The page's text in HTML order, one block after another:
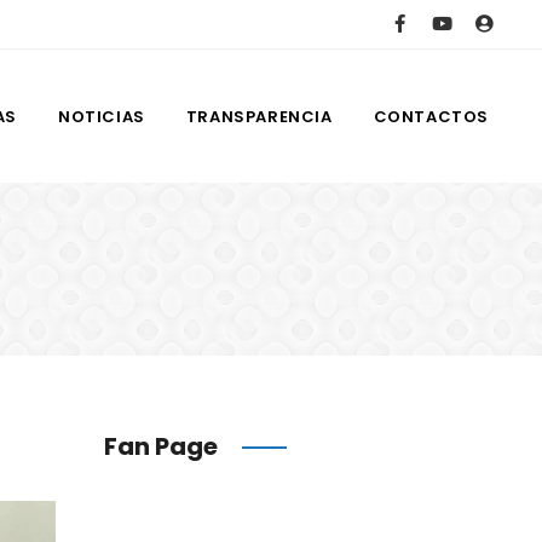
NOTICIAS TRANSPARENCIA CONTACTOS
Fan Page